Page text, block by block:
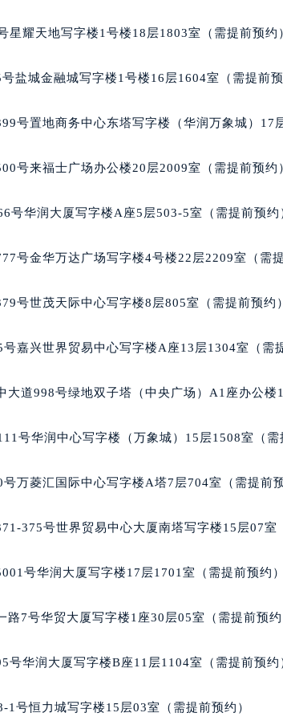
星耀天地写字楼1号楼18层1803室（需提前预约
盐城金融城写字楼1号楼16层1604室（需提前预
号置地商务中心东塔写字楼（华润万象城）17
号来福士广场办公楼20层2009室（需提前预约
号华润大厦写字楼A座5层503-5室（需提前预约
号金华万达广场写字楼4号楼22层2209室（需提
号世茂天际中心写字楼8层805室（需提前预约）
嘉兴世界贸易中心写字楼A座13层1304室（需
大道998号绿地双子塔（中央广场）A1座办公楼
号华润中心写字楼（万象城）15层1508室（需
万菱汇国际中心写字楼A塔7层704室（需提前预
375号世界贸易中心大厦南塔写字楼15层07室
号华润大厦写字楼17层1701室（需提前预约）
路7号华贸大厦写字楼1座30层05室（需提前预约
号华润大厦写字楼B座11层1104室（需提前预约
1号恒力城写字楼15层03室（需提前预约）